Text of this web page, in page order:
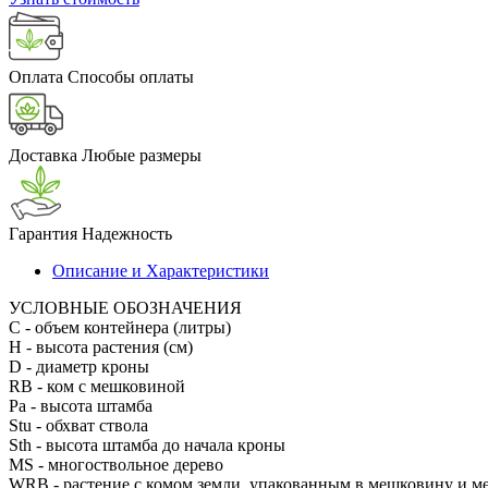
Оплата Способы оплаты
Доставка Любые размеры
Гарантия Надежность
Описание и Характеристики
УСЛОВНЫЕ ОБОЗНАЧЕНИЯ
С - объем контейнера (литры)
H - высота растения (см)
D - диаметр кроны
RB - ком с мешковиной
Pa - высота штамба
Stu - обхват ствола
Sth - высота штамба до начала кроны
MS - многоствольное дерево
WRB - растение с комом земли, упакованным в мешковину и